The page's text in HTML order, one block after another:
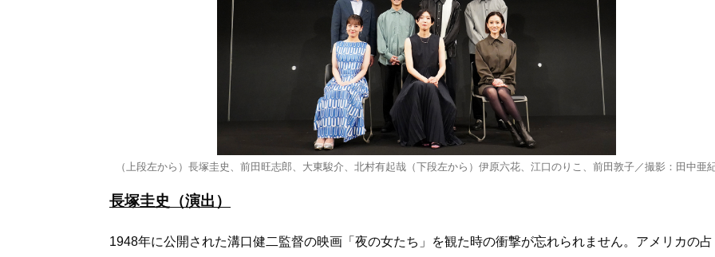
（上段左から）長塚圭史、前田旺志郎、大東駿介、北村有起哉（下段左から）伊原六花、江口のりこ、前田敦子／撮影：田中亜
長塚圭史（演出）
1948年に公開された溝口健二監督の映画「夜の女たち」を観た時の衝撃が忘れられません。アメリカの占